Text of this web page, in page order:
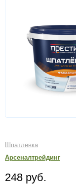
Шпатлевка
Арсеналтрейдинг
248 руб.